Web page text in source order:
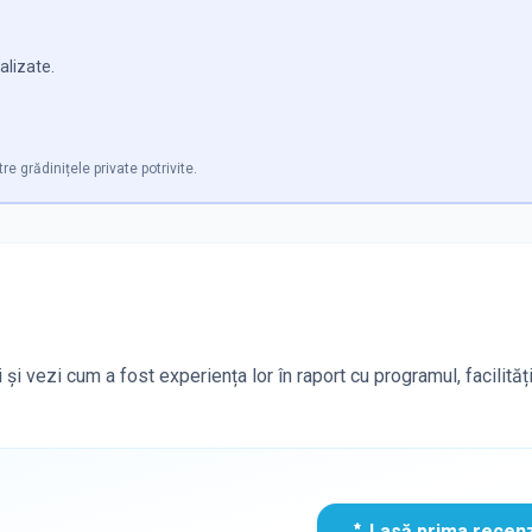
grădinițele private potrivite.
vezi cum a fost experiența lor în raport cu programul,